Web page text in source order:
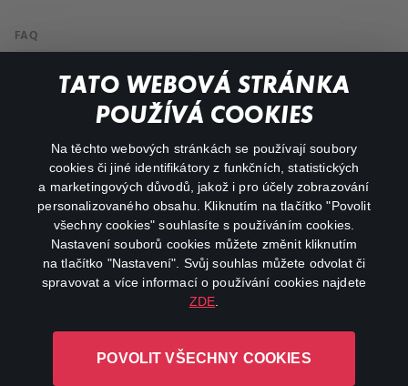
TATO WEBOVÁ STRÁNKA
POUŽÍVÁ COOKIES
Na těchto webových stránkách se používají soubory
cookies či jiné identifikátory z funkčních, statistických
a marketingových důvodů, jakož i pro účely zobrazování
personalizovaného obsahu. Kliknutím na tlačítko "Povolit
všechny cookies" souhlasíte s používáním cookies.
Nastavení souborů cookies můžete změnit kliknutím
na tlačítko "Nastavení". Svůj souhlas můžete odvolat či
spravovat a více informací o používání cookies najdete
ZDE
POVOLIT VŠECHNY COOKIES
FAQ
Můj účet
Důležité odkazy
facebookinstagram
youtube
L-1246 Luxembourg R.C.S.